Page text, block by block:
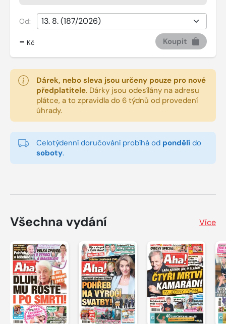
Od:
- Kč Koupit
Dárek, nebo sleva jsou určeny pouze pro nové
předplatitele. Dárky jsou odesílány na adresu
plátce, a to zpravidla do 6 týdnů od provedení
úhrady.
Celotýdenní doručování probíhá od pondělí do
soboty.
Všechna vydání Více